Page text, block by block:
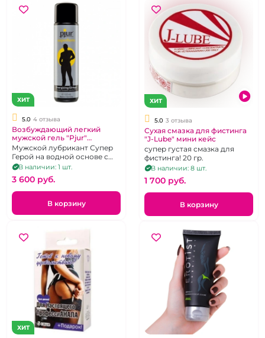
ХИТ
5.0 4 отзыва
Возбуждающий легкий
мужской гель "Pjur"
Superhero на водной основе
Мужской лубрикант Супер
Герой на водной основе с
возбуждающим эффектом -
содержит Гинкго Билоба,
100 мл
В наличии: 1 шт.
3 600 pуб.
В корзину
ХИТ
5.0 3 отзыва
Сухая смазка для фистинга
"J-Lube" мини кейс
супер густая смазка для
фистинга! 20 гр.
В наличии: 8 шт.
1 700 pуб.
В корзину
ХИТ